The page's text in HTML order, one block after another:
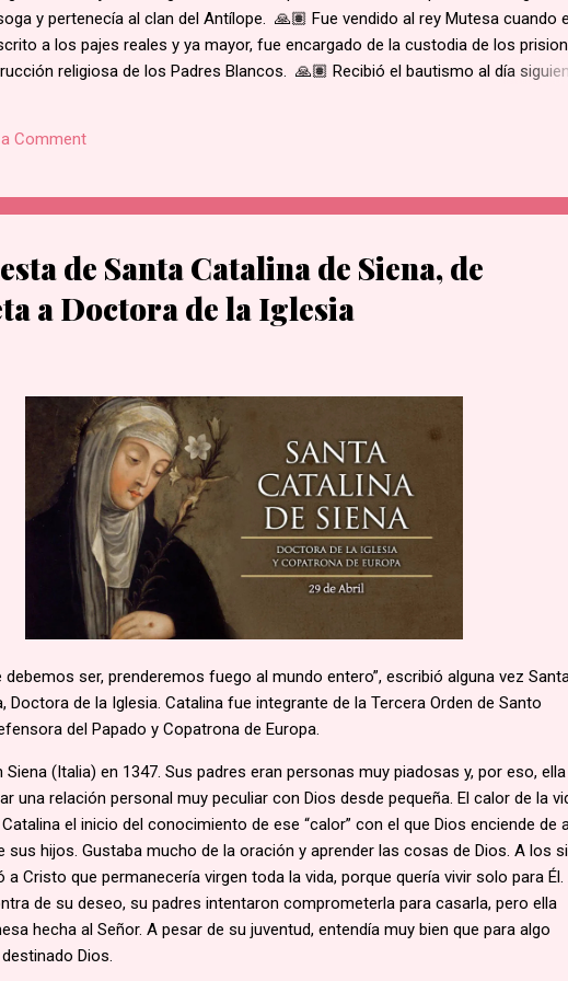
y pertenecía al clan del Antílope. 🙏🏽 Fue vendido al rey Mutesa cuando
a los pajes reales y ya mayor, fue encargado de la custodia de los
religiosa de los Padres Blancos. 🙏🏽 Recibió el bautismo al día
fe, rehusó. Junto con otros mártires se le condujo en una marcha hacia la
60 kms de su hogar. 🙏🏽 Según la costumbre, se ejecutaba a un prisionero
y decapitado y sus restos dejados al borde del camino....
Comment
de Santa Catalina de Siena, de
a Doctora de la Iglesia
debemos ser, prenderemos fuego al mundo entero”, escribió alguna vez
Doctora de la Iglesia. Catalina fue integrante de la Tercera Orden de Santo
del Papado y Copatrona de Europa.
Siena (Italia) en 1347. Sus padres eran personas muy piadosas y, por eso, ella
una relación personal muy peculiar con Dios desde pequeña. El calor de la
el inicio del conocimiento de ese “calor” con el que Dios enciende de
sus hijos. Gustaba mucho de la oración y aprender las cosas de Dios. A los
a Cristo que permanecería virgen toda la vida, porque quería vivir solo para
de su deseo, su padres intentaron comprometerla para casarla, pero ella
hecha al Señor. A pesar de su juventud, entendía muy bien que para algo
Dios.